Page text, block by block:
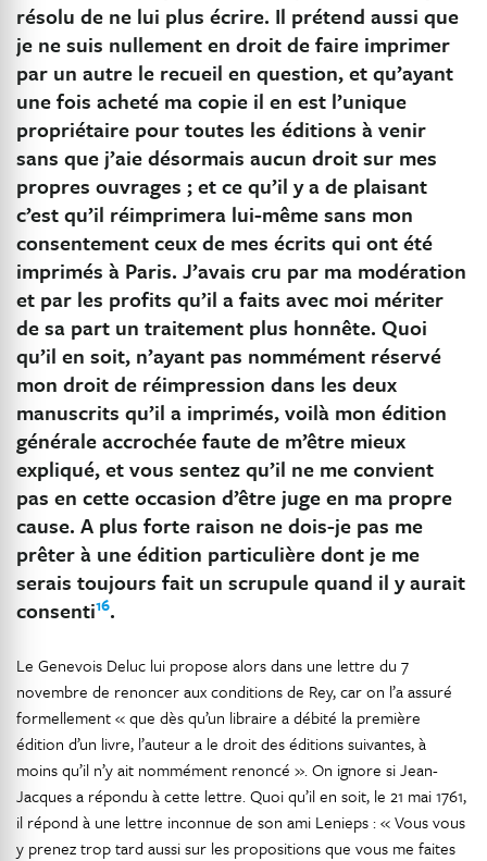
résolu de ne lui plus écrire. Il prétend aussi que
je ne suis nullement en droit de faire imprimer
par un autre le recueil en question, et qu’ayant
une fois acheté ma copie il en est l’unique
propriétaire pour toutes les éditions à venir
sans que j’aie désormais aucun droit sur mes
propres ouvrages ; et ce qu’il y a de plaisant
c’est qu’il réimprimera lui-même sans mon
consentement ceux de mes écrits qui ont été
imprimés à Paris. J’avais cru par ma modération
et par les profits qu’il a faits avec moi mériter
de sa part un traitement plus honnête. Quoi
qu’il en soit, n’ayant pas nommément réservé
mon droit de réimpression dans les deux
manuscrits qu’il a imprimés, voilà mon édition
générale accrochée faute de m’être mieux
expliqué, et vous sentez qu’il ne me convient
pas en cette occasion d’être juge en ma propre
cause. A plus forte raison ne dois-je pas me
prêter à une édition particulière dont je me
serais toujours fait un scrupule quand il y aurait
consenti16.
Le Genevois Deluc lui propose alors dans une lettre du 7
novembre de renoncer aux conditions de Rey, car on l’a assuré
formellement « que dès qu’un libraire a débité la première
édition d’un livre, l’auteur a le droit des éditions suivantes, à
moins qu’il n’y ait nommément renoncé ». On ignore si Jean-
Jacques a répondu à cette lettre. Quoi qu’il en soit, le 21 mai 1761,
il répond à une lettre inconnue de son ami Lenieps : « Vous vous
y prenez trop tard aussi sur les propositions que vous me faites